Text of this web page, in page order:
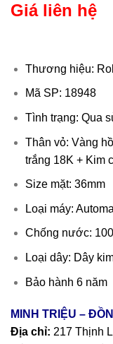
Giá liên hệ
Thương hiệu:
Mã SP: 18948
Tình trạng: Qua
Thân vỏ: Vàng
trắng 18K + Kim
Size mặt: 36mm
Loại máy:
Chống nước:
Loại dây: Dây
Bảo hành 6 năm
MINH TRIỆU –
Địa chỉ: 217 Thịnh